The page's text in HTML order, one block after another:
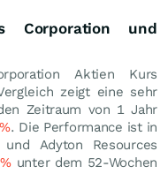
Corporation und
Aktien Kurs
zeigt eine sehr
Zeitraum von 1 Jahr
%. Die Performance ist in
Adyton Resources
% unter dem 52-Wochen